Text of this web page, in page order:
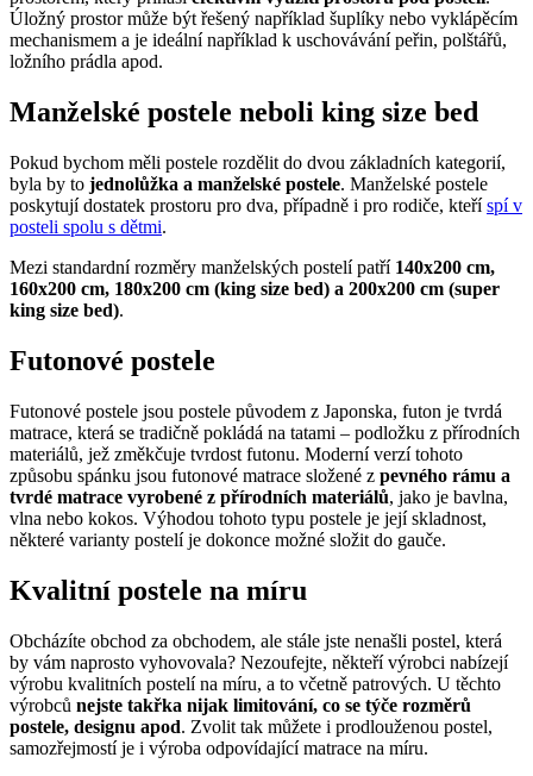
Úložný prostor může být řešený například šuplíky nebo vyklápěcím
mechanismem a je ideální například k uschovávání peřin, polštářů,
ložního prádla apod.
Manželské postele neboli king size bed
Pokud bychom měli postele rozdělit do dvou základních kategorií,
byla by to jednolůžka a manželské postele. Manželské postele
poskytují dostatek prostoru pro dva, případně i pro rodiče, kteříspí v
posteli spolu s dětmi.
Mezi standardní rozměry manželských postelí patří 140x200 cm,
160x200 cm, 180x200 cm (king size bed) a 200x200 cm (super
king size bed).
Futonové postele
Futonové postele jsou postele původem z Japonska, futon je tvrdá
matrace, která se tradičně pokládá na tatami – podložku z přírodních
materiálů, jež změkčuje tvrdost futonu. Moderní verzí tohoto
způsobu spánku jsou futonové matrace složené z pevného rámu a
tvrdé matrace vyrobené z přírodních materiálů, jako je bavlna,
vlna nebo kokos. Výhodou tohoto typu postele je její skladnost,
některé varianty postelí je dokonce možné složit do gauče.
Kvalitní postele na míru
Obcházíte obchod za obchodem, ale stále jste nenašli postel, která
by vám naprosto vyhovovala? Nezoufejte, někteří výrobci nabízejí
výrobu kvalitních postelí na míru, a to včetně patrových. U těchto
výrobců nejste takřka nijak limitování, co se týče rozměrů
postele, designu apod. Zvolit tak můžete i prodlouženou postel,
samozřejmostí je i výroba odpovídající matrace na míru.